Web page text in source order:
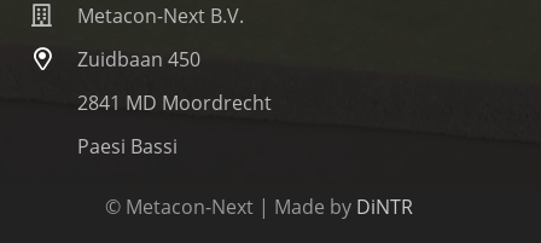
Metacon-Next B.V.
Zuidbaan 450
2841 MD Moordrecht
Paesi Bassi
© Metacon-Next | Made by DiNTR